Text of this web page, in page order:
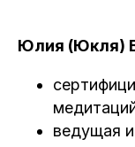
Юлия (Юкля)
ведущая